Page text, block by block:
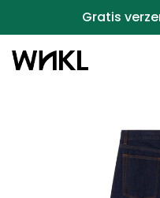
Gratis